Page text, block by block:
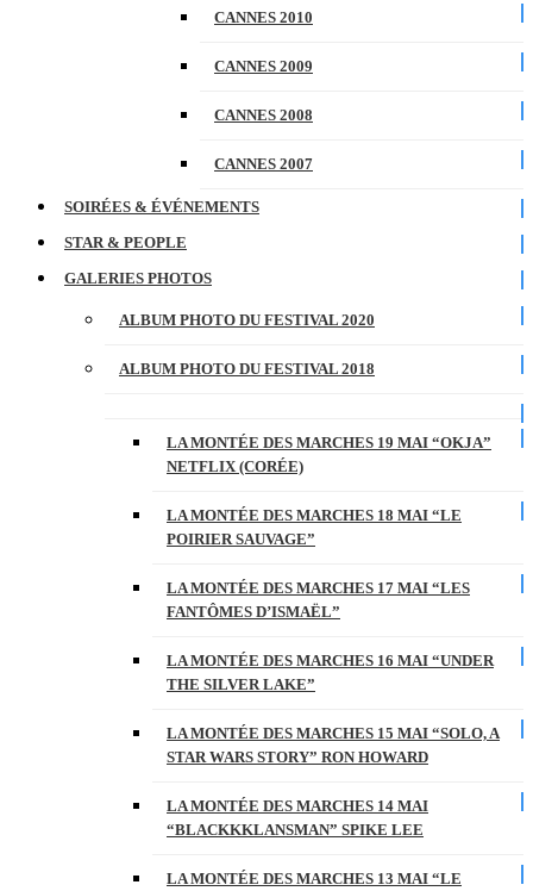
CANNES 2010
CANNES 2009
CANNES 2008
CANNES 2007
SOIRÉES & ÉVÉNEMENTS
STAR & PEOPLE
GALERIES PHOTOS
ALBUM PHOTO DU FESTIVAL 2020
ALBUM PHOTO DU FESTIVAL 2018
LA MONTÉE DES MARCHES 19 MAI “OKJA”
NETFLIX (CORÉE)
LA MONTÉE DES MARCHES 18 MAI “LE
POIRIER SAUVAGE”
LA MONTÉE DES MARCHES 17 MAI “LES
FANTÔMES D’ISMAËL”
LA MONTÉE DES MARCHES 16 MAI “UNDER
THE SILVER LAKE”
LA MONTÉE DES MARCHES 15 MAI “SOLO, A
STAR WARS STORY” RON HOWARD
LA MONTÉE DES MARCHES 14 MAI
“BLACKKKLANSMAN” SPIKE LEE
LA MONTÉE DES MARCHES 13 MAI “LE